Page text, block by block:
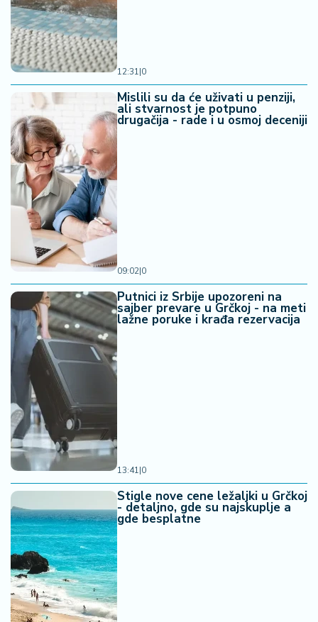
12:31|0
Mislili su da će uživati u penziji,
ali stvarnost je potpuno
drugačija - rade i u osmoj deceniji
09:02|0
Putnici iz Srbije upozoreni na
sajber prevare u Grčkoj - na meti
lažne poruke i krađa rezervacija
13:41|0
Stigle nove cene ležaljki u Grčkoj
- detaljno, gde su najskuplje a
gde besplatne